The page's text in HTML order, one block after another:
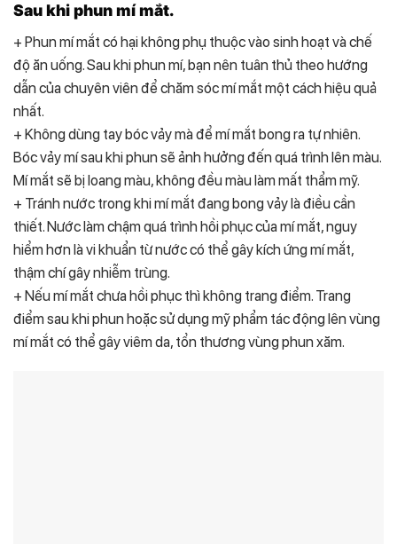
Sau khi phun mí mắt.
+ Phun mí mắt có hại không phụ thuộc vào sinh hoạt và chế
độ ăn uống. Sau khi phun mí, bạn nên tuân thủ theo hướng
dẫn của chuyên viên để chăm sóc mí mắt một cách hiệu quả
nhất.
+ Không dùng tay bóc vảy mà để mí mắt bong ra tự nhiên.
Bóc vảy mí sau khi phun sẽ ảnh hưởng đến quá trình lên màu.
Mí mắt sẽ bị loang màu, không đều màu làm mất thẩm mỹ.
+ Tránh nước trong khi mí mắt đang bong vảy là điều cần
thiết. Nước làm chậm quá trình hồi phục của mí mắt, nguy
hiểm hơn là vi khuẩn từ nước có thể gây kích ứng mí mắt,
thậm chí gây nhiễm trùng.
+ Nếu mí mắt chưa hồi phục thì không trang điểm. Trang
điểm sau khi phun hoặc sử dụng mỹ phẩm tác động lên vùng
mí mắt có thể gây viêm da, tổn thương vùng phun xăm.